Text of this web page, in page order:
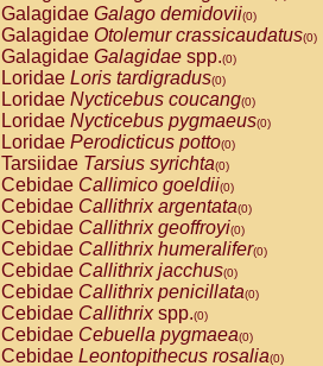
AtelidaeAteles geoffroyi(0)
AtelidaeAteles paniscus(0)
AtelidaeAtelesspp.(0)
Atelidae Lagothrix lagothricha
AtelidaeLagothrix lagothricha cana
PitheciidaeCacajao calvus
PitheciidaeCallicebus cupreus
PitheciidaeCallicebus donacophilus
PitheciidaeCallicebus moloch
PitheciidaeCallicebus torquatus
PitheciidaeCallicebusspp.(0)
PitheciidaeChiropotes satanas(0)
PitheciidaePithecia monachus
PitheciidaePithecia pithecia(0)
CercopithecidaeCercocebus agilis
CercopithecidaeCercocebus
CercopithecidaeCercocebus
Galagidae Galago demidovii(0)
Galagidae Otolemur crassicaudatus(0)
Galagidae Galagidae spp.(0)
Loridae Loris tardigradus(0)
Loridae Nycticebus coucang(0)
Loridae Nycticebus pygmaeus(0)
Loridae Perodicticus potto(0)
Tarsiidae Tarsius syrichta(0)
Cebidae Callimico goeldii(0)
Cebidae Callithrix argentata(0)
Cebidae Callithrix geoffroyi(0)
Cebidae Callithrix humeralifer(0)
Cebidae Callithrix jacchus(0)
Cebidae Callithrix penicillata(0)
Cebidae Callithrixspp.(0)
Cebidae Cebuella pygmaea(0)
Cebidae Leontopithecus rosalia(0)